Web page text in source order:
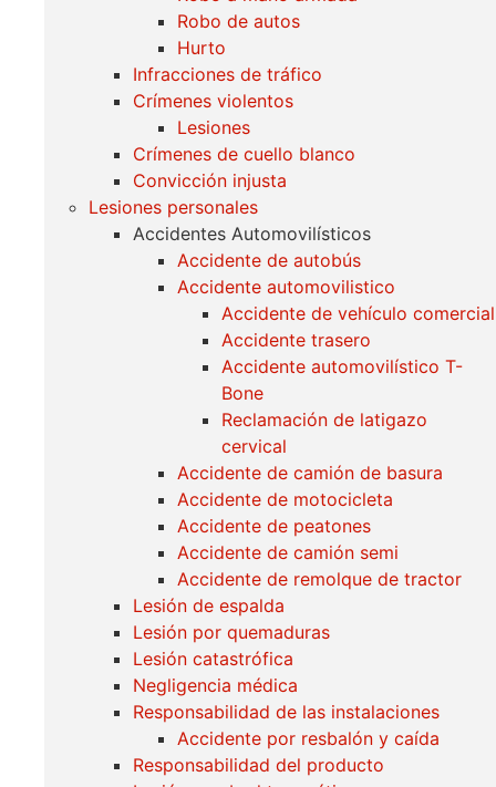
Robo de autos
Hurto
Infracciones de tráfico
Crímenes violentos
Lesiones
Crímenes de cuello blanco
Convicción injusta
Lesiones personales
Accidentes Automovilísticos
Accidente de autobús
Accidente automovilistico
Accidente de vehículo comercial
Accidente trasero
Accidente automovilístico T-
Bone
Reclamación de latigazo
cervical
Accidente de camión de basura
Accidente de motocicleta
Accidente de peatones
Accidente de camión semi
Accidente de remolque de tractor
Lesión de espalda
Lesión por quemaduras
Lesión catastrófica
Negligencia médica
Responsabilidad de las instalaciones
Accidente por resbalón y caída
Responsabilidad del producto